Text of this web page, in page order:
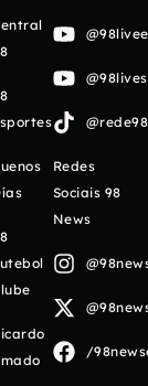
Redes
Sociais 98
News
/